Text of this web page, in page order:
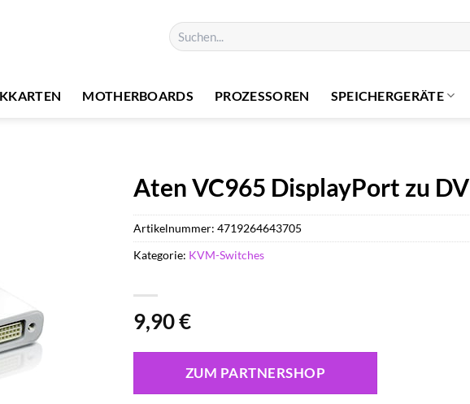
Suchen
nach:
MOTHERBOARDS PROZESSOREN SPEICHERGERÄTE
Aten VC965 DisplayPort zu
9,90€
ZUM PARTNERSHOP
Artikelnummer:4719264643705
Kategorie: KVM-Switches